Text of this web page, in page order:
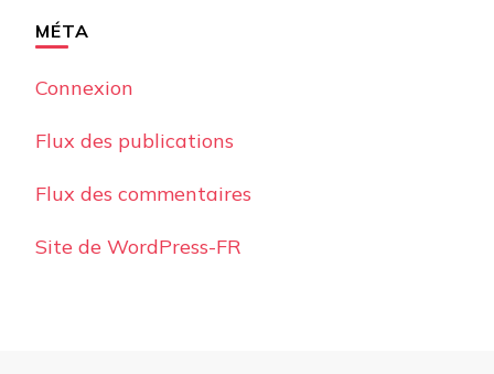
MÉTA
Connexion
Flux des publications
Flux des commentaires
Site de WordPress-FR